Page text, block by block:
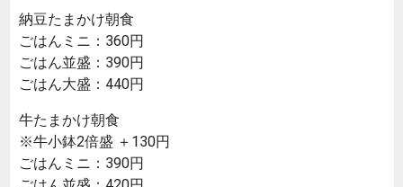
納豆たまかけ朝食
ごはんミニ：360円
ごはん並盛：390円
ごはん大盛：440円
牛たまかけ朝食
※牛小鉢2倍盛 ＋130円
ごはんミニ：390円